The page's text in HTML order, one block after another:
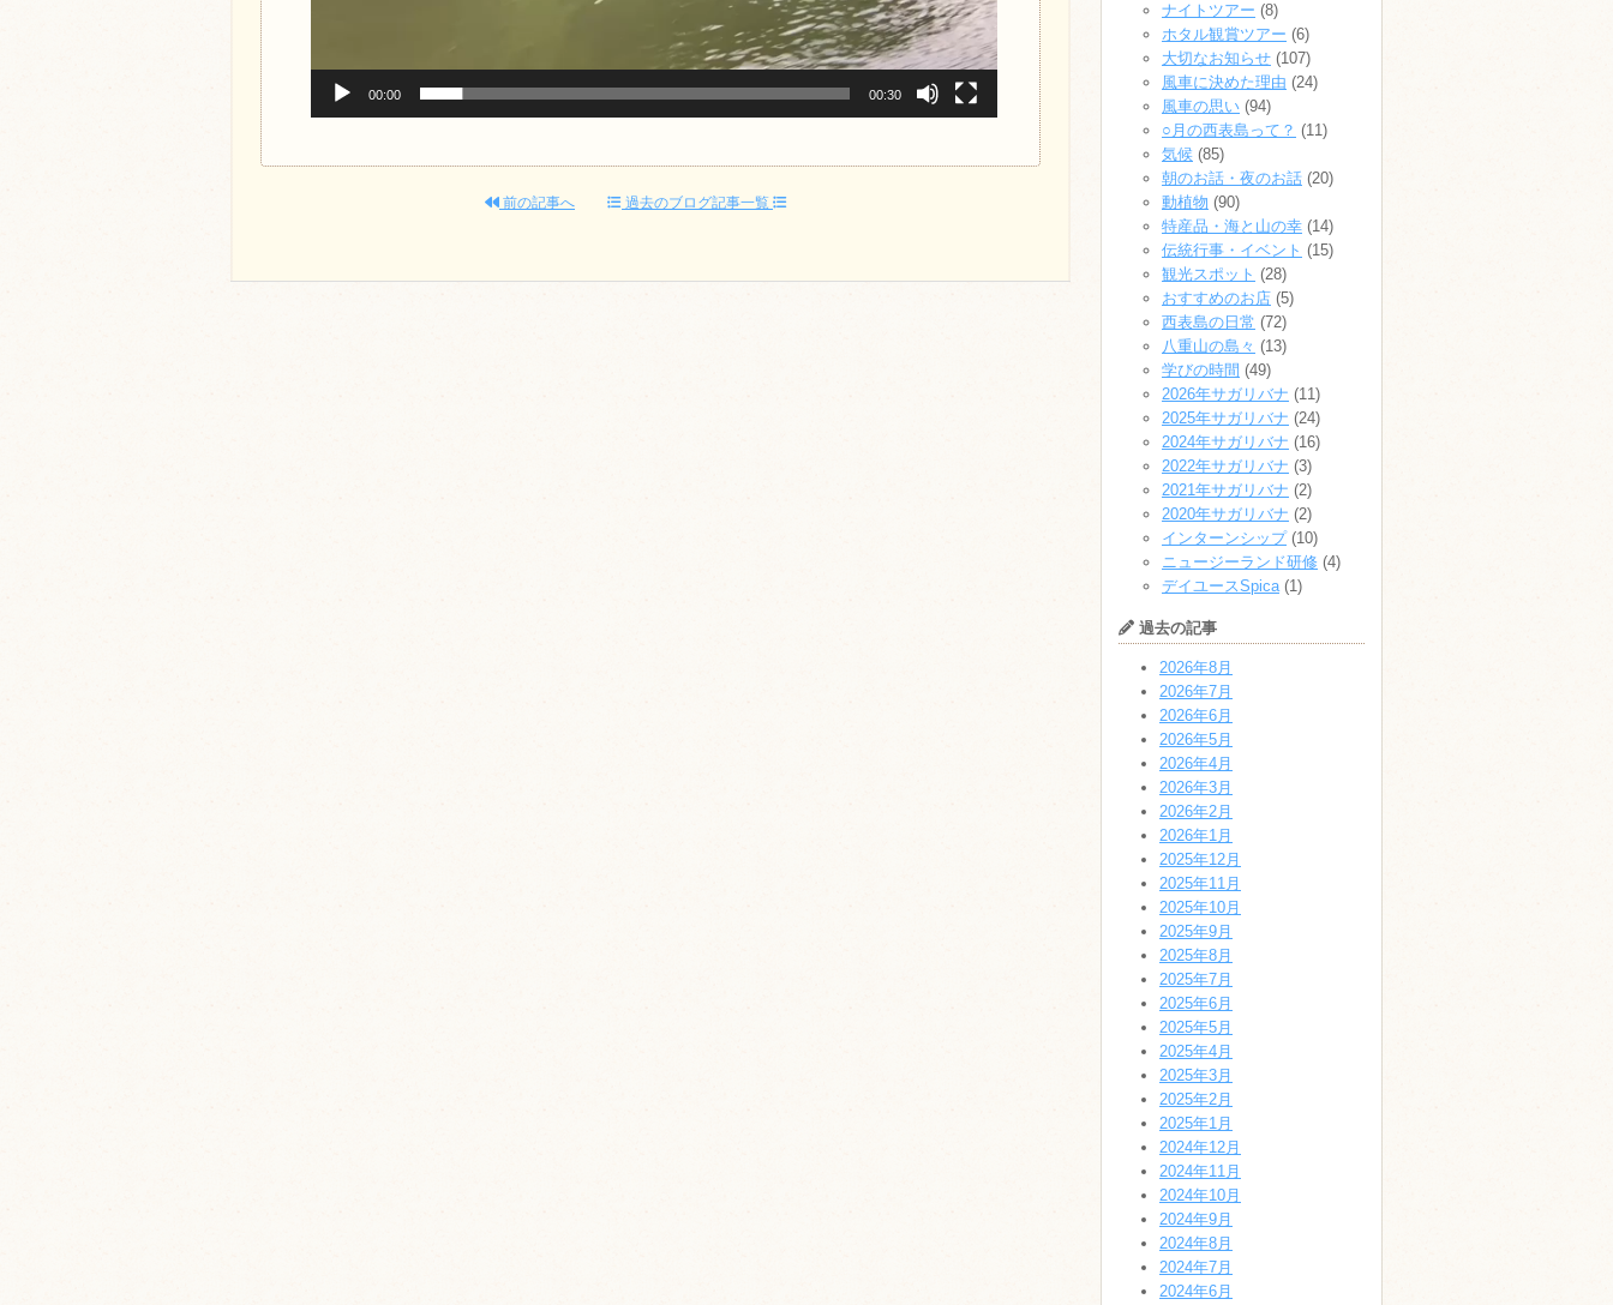
00:00 00:30
前の記事へ 過去のブログ記事一覧
ナイトツアー (8)
ホタル観賞ツアー (6)
大切なお知らせ (107)
風車に決めた理由 (24)
風車の思い (94)
○月の西表島って？ (11)
気候 (85)
朝のお話・夜のお話 (20)
動植物 (90)
特産品・海と山の幸 (14)
伝統行事・イベント (15)
観光スポット (28)
おすすめのお店 (5)
西表島の日常 (72)
八重山の島々 (13)
学びの時間 (49)
2026年サガリバナ (11)
2025年サガリバナ (24)
2024年サガリバナ (16)
2022年サガリバナ (3)
2021年サガリバナ (2)
2020年サガリバナ (2)
インターンシップ(10)
ニュージーランド研修 (4)
デイユースSpica(1)
過去の記事
2026年8月
2026年7月
2026年6月
2026年5月
2026年4月
2026年3月
2026年2月
2026年1月
2025年12月
2025年11月
2025年10月
2025年9月
2025年8月
2025年7月
2025年6月
2025年5月
2025年4月
2025年3月
2025年2月
2025年1月
2024年12月
2024年11月
2024年10月
2024年9月
2024年8月
2024年7月
2024年6月